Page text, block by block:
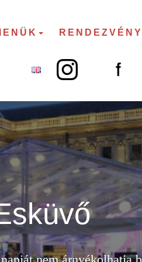
nem árnyékolhatja